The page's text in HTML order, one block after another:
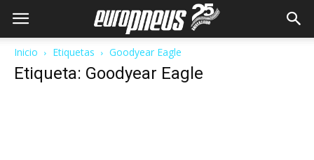
Inicio Etiquetas Goodyear Eagle
Etiqueta: Goodyear Eagle